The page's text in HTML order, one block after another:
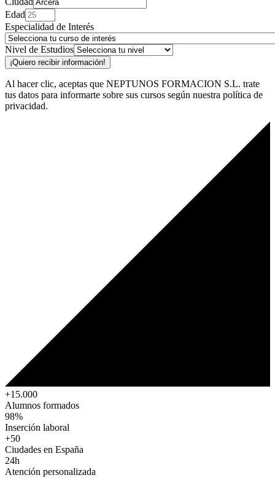
Edad
Especialidad de Interés
Nivel de Estudios
¡Quiero recibir información!
Al hacer clic, aceptas que NEPTUNOS FORMACION S.L. trate
tus datos para informarte sobre sus cursos según nuestra política de
privacidad.
+15.000
Alumnos formados
98%
Inserción laboral
+50
Ciudades en España
24h
Atención personalizada